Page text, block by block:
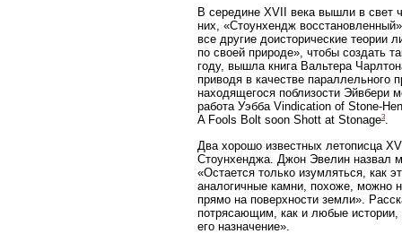
В середине XVII века вышли в свет
них, «Стоунхендж
все другие доисторические
по своей природе», чтобы создать
году, вышла книга Вальтера
приводя в качестве параллельного
находящегося поблизости Эйвбери
работа Уэбба Vindication of Stone-
A Fools Bolt soon Shott at Stonage3.
Два хорошо известных летописца
Стоунхенджа. Джон Эвелин назвал
«Остается только изумляться, как
аналогичные камни, похоже, можно
прямо на поверхности земли».
потрясающим, как и любые
его назначение».